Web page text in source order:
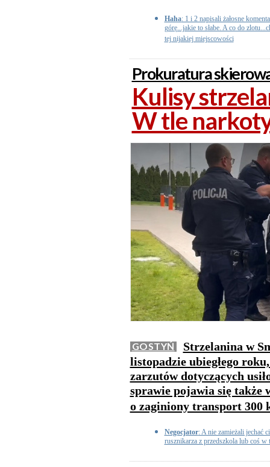
Haha: 1 i 2 napisali żałosne
górę...jakie to słabe. A co do
tej nijakiej miejscowości
Prokuratura
Kulisy
W tle
GOSTYŃ
Strzelanina w
listopadzie ubiegłego
zarzutów dotyczących
sprawie pojawia się także
o zaginiony transport
Negocjator: A nie zamieżali jechać
rusznikarza z przedszkola lub coś w